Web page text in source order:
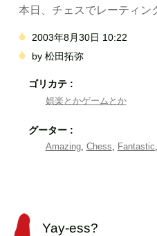
本日、チェスでレーティン
2003年8月30日 10:22
by 松田拓弥
ゴリカテ :
娯楽とかゲームとか
グーター :
Amazing, Chess, Fantastic,
Yay-ess?